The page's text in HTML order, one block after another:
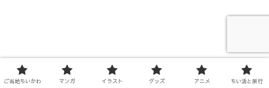
ご当地ちいかわ マンガ イラスト グッズ アニメ ちい活と旅行